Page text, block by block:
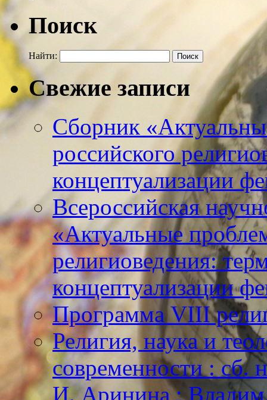
Поиск
Найти:
Свежие записи
Сборник
российского
концептуализации
Всероссийская
«Актуальные
религиоведения:
концептуализации
Программа VIII
Религия, наука и
современности : сб.
И. Аринина ;